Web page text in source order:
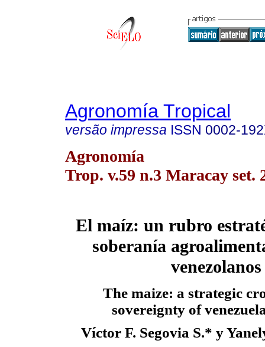
Agronomía Tropical
versão impressa ISSN 0002-
Agronomía
Trop. v.59 n.3 Maracay set.
El maíz: un rubro
soberanía
venezolanos
The maize: a strategic
sovereignty of
Víctor F. Segovia S.* y